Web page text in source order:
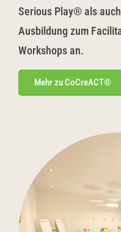
Serious Play® als
Ausbildung zum
Workshops an.
Mehr zu CoCreACT®